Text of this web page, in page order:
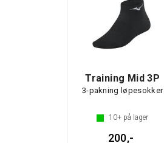
Training Mid 3P
3-pakning løpesokker
10+ på lager
200,-